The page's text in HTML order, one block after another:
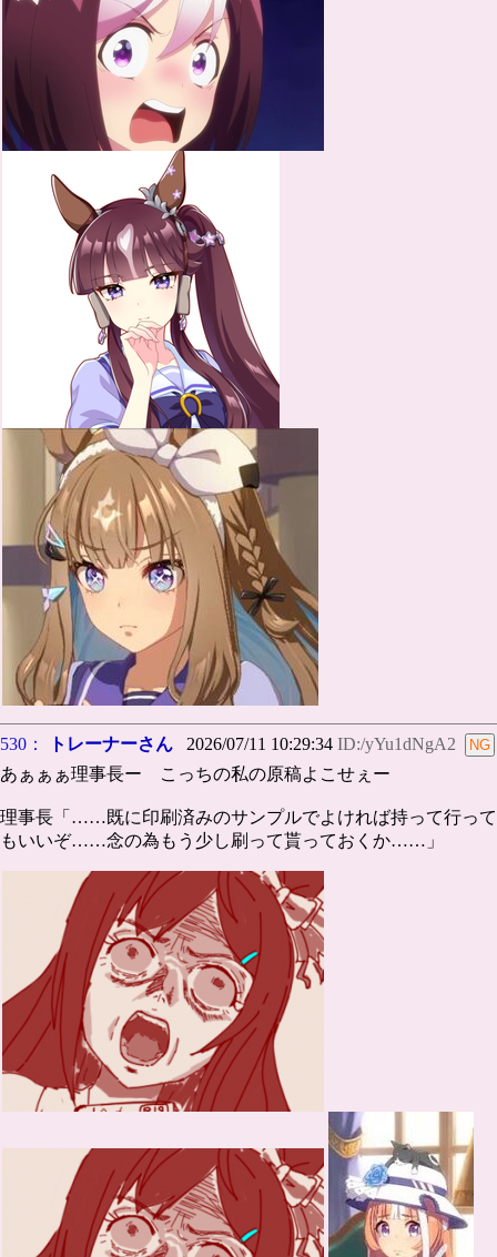
530： トレーナーさん 2026/07/11 10:29:34 ID:/yYu1dNgA2
あぁぁぁ理事長ー こっちの私の原稿よこせぇー
理事長「……既に印刷済みのサンプルでよければ持って行って
もいいぞ……念の為もう少し刷って貰っておくか……」